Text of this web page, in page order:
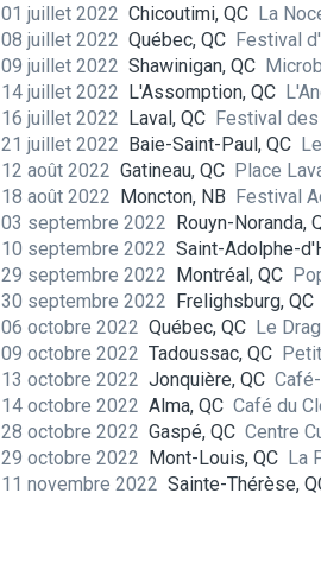
01 juillet 2022 Chicoutimi, QC La
08 juillet 2022 Québec, QC Festival
09 juillet 2022 Shawinigan, QC
14 juillet 2022 L'Assomption, QC
16 juillet 2022 Laval, QC Festival
21 juillet 2022 Baie-Saint-Paul, QC
12 août 2022 Gatineau, QC Place
18 août 2022 Moncton, NB Festival
03 septembre 2022 Rouyn-Noranda,
10 septembre 2022 Saint-Adolphe-
29 septembre 2022 Montréal, QC
30 septembre 2022 Frelighsburg, QC
06 octobre 2022 Québec, QC Le
09 octobre 2022 Tadoussac, QC
13 octobre 2022 Jonquière, QC
14 octobre 2022 Alma, QC Café du
28 octobre 2022 Gaspé, QC Centre
29 octobre 2022 Mont-Louis, QC La
11 novembre 2022 Sainte-Thérèse,